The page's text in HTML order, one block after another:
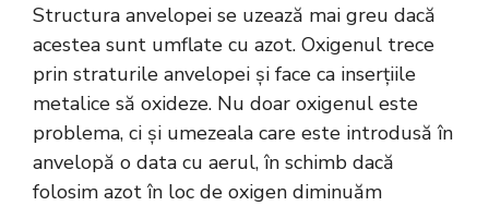
Structura anvelopei se uzează mai greu dacă
acestea sunt umflate cu azot. Oxigenul trece
prin straturile anvelopei și face ca inserțiile
metalice să oxideze. Nu doar oxigenul este
problema, ci și umezeala care este introdusă în
anvelopă o data cu aerul, în schimb dacă
folosim azot în loc de oxigen diminuăm